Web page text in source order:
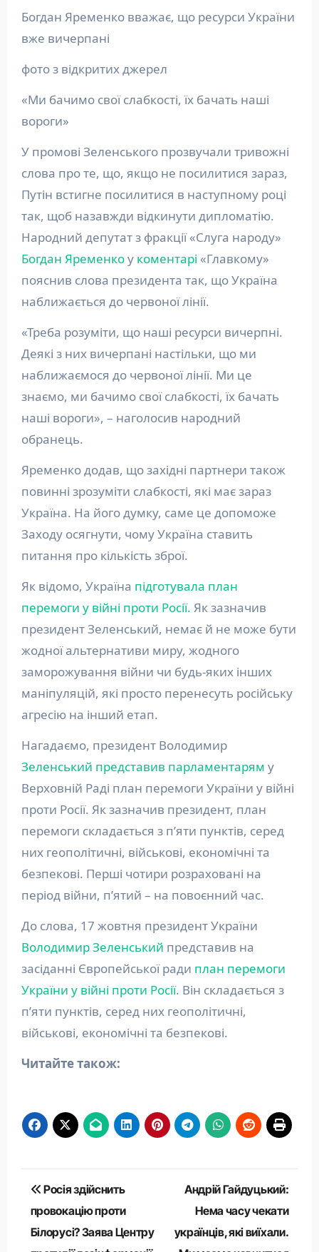
Богдан Яременко вважає, що ресурси України
вже вичерпані
фото з відкритих джерел
«Ми бачимо свої слабкості, їх бачать наші
вороги»
У промові Зеленського прозвучали тривожні
слова про те, що, якщо не посилитися зараз,
Путін встигне посилитися в наступному році
так, щоб назавжди відкинути дипломатію.
Народний депутат з фракції «Слуга народу»
Богдан Яременкоу коментарі «Главкому»
пояснив слова президента так, що Україна
наближається до червоної лінії.
«Треба розуміти, що наші ресурси вичерпні.
Деякі з них вичерпані настільки, що ми
наближаємося до червоної лінії. Ми це
знаємо, ми бачимо свої слабкості, їх бачать
наші вороги», – наголосив народний
обранець.
Яременко додав, що західні партнери також
повинні зрозуміти слабкості, які має зараз
Україна. На його думку, саме це допоможе
Заходу осягнути, чому Україна ставить
питання про кількість зброї.
Як відомо, Україна підготувала план
перемоги у війні проти Росії. Як зазначив
президент Зеленський, немає й не може бути
жодної альтернативи миру, жодного
заморожування війни чи будь-яких інших
маніпуляцій, які просто перенесуть російську
агресію на інший етап.
Нагадаємо, президент Володимир
Зеленський представив парламентарям у
Верховній Раді план перемоги України у війні
проти Росії. Як зазначив президент, план
перемоги складається з п’яти пунктів, серед
них геополітичні, військові, економічні та
безпекові. Перші чотири розраховані на
період війни, п’ятий – на повоєнний час.
До слова, 17 жовтня президент України
Володимир Зеленський представив на
засіданні Європейської ради план перемоги
України у війні проти Росії. Він складається з
п’яти пунктів, серед них геополітичні,
військові, економічні та безпекові.
Читайте також:
Навігація
записів
Росія здійснить
провокацію проти
Білорусі? Заява Центру
Андрій Гайдуцький:
Нема часу чекати
українців, які виїхали.